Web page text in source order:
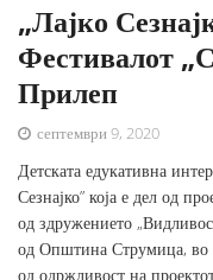
„Лајко
Фестивалот
Прилеп
септември 9, 2020
Детската едукативна
Сезнајко” која е дел од
од здружението
од Општина Струмица, во
од одржливост на